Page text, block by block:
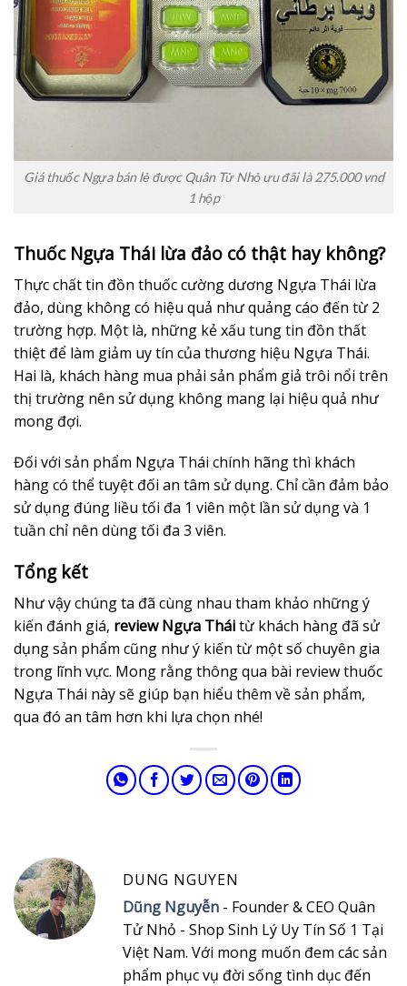
Giá thuốc Ngựa bán lẻ được Quân Tử Nhỏ ưu đãi là 275.000 vnd
1 hộp
Thuốc Ngựa Thái lừa đảo có thật hay không?
Thực chất tin đồn thuốc cường dương Ngựa Thái lừa
đảo, dùng không có hiệu quả như quảng cáo đến từ 2
trường hợp. Một là, những kẻ xấu tung tin đồn thất
thiệt để làm giảm uy tín của thương hiệu Ngựa Thái.
Hai là, khách hàng mua phải sản phẩm giả trôi nổi trên
thị trường nên sử dụng không mang lại hiệu quả như
mong đợi.
Đối với sản phẩm Ngựa Thái chính hãng thì khách
hàng có thể tuyệt đối an tâm sử dụng. Chỉ cần đảm bảo
sử dụng đúng liều tối đa 1 viên một lần sử dụng và 1
tuần chỉ nên dùng tối đa 3 viên.
Tổng kết
Như vậy chúng ta đã cùng nhau tham khảo những ý
kiến đánh giá, review Ngựa Tháitừ khách hàng đã sử
dụng sản phẩm cũng như ý kiến từ một số chuyên gia
trong lĩnh vực. Mong rằng thông qua bài review thuốc
Ngựa Thái này sẽ giúp bạn hiểu thêm về sản phẩm,
qua đó an tâm hơn khi lựa chọn nhé!
DUNG NGUYEN
Dũng Nguyễn - Founder & CEO Quân
Tử Nhỏ - Shop Sinh Lý Uy Tín Số 1 Tại
Việt Nam. Với mong muốn đem các sản
phẩm phục vụ đời sống tình dục đến